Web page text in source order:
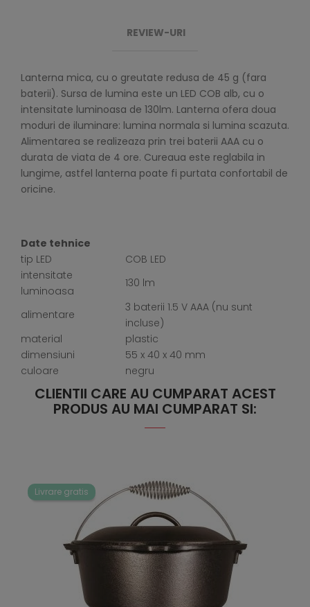
REVIEW-URI
Lanterna mica, cu o greutate redusa de 45 g (fara
baterii). Sursa de lumina este un LED COB alb, cu o
intensitate luminoasa de 130lm. Lanterna ofera doua
moduri de iluminare: lumina normala si lumina scazuta.
Alimentarea se realizeaza prin trei baterii AAA cu o
durata de viata de 4 ore. Cureaua este reglabila in
lungime, astfel lanterna poate fi purtata confortabil de
oricine.
Date tehnice
tip LED
COB LED
intensitate
luminoasa
130 lm
alimentare
3 baterii 1.5 V AAA (nu sunt
incluse)
material
plastic
dimensiuni
55 x 40 x 40 mm
culoare
negru
CLIENTII CARE AU CUMPARAT ACEST
PRODUS AU MAI CUMPARAT SI:
Livrare gratis